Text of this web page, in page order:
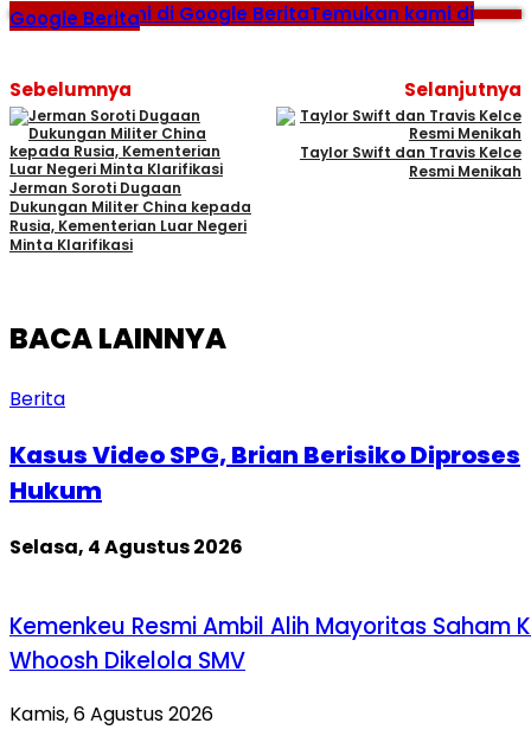
Temukan kami di Google BeritaTemukan kami di
Google Berita
Sebelumnya
Jerman Soroti Dugaan
Dukungan Militer China kepada
Rusia, Kementerian Luar Negeri
Minta Klarifikasi
Selanjutnya
Taylor Swift dan Travis Kelce
Resmi Menikah
BACA LAINNYA
Berita
Kasus Video SPG, Brian Berisiko Diproses
Hukum
Selasa, 4 Agustus 2026
Kemenkeu Resmi Ambil Alih Mayoritas Saham
Whoosh Dikelola SMV
Kamis, 6 Agustus 2026